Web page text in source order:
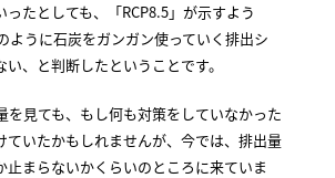
たとしても、「RCP8.5」が示すよう
ように石炭をガンガン使っていく排出シ
、と判断したということです。
を見ても、もし何も対策をしていなかった
ていたかもしれませんが、今では、排出量
止まらないかくらいのところに来ていま